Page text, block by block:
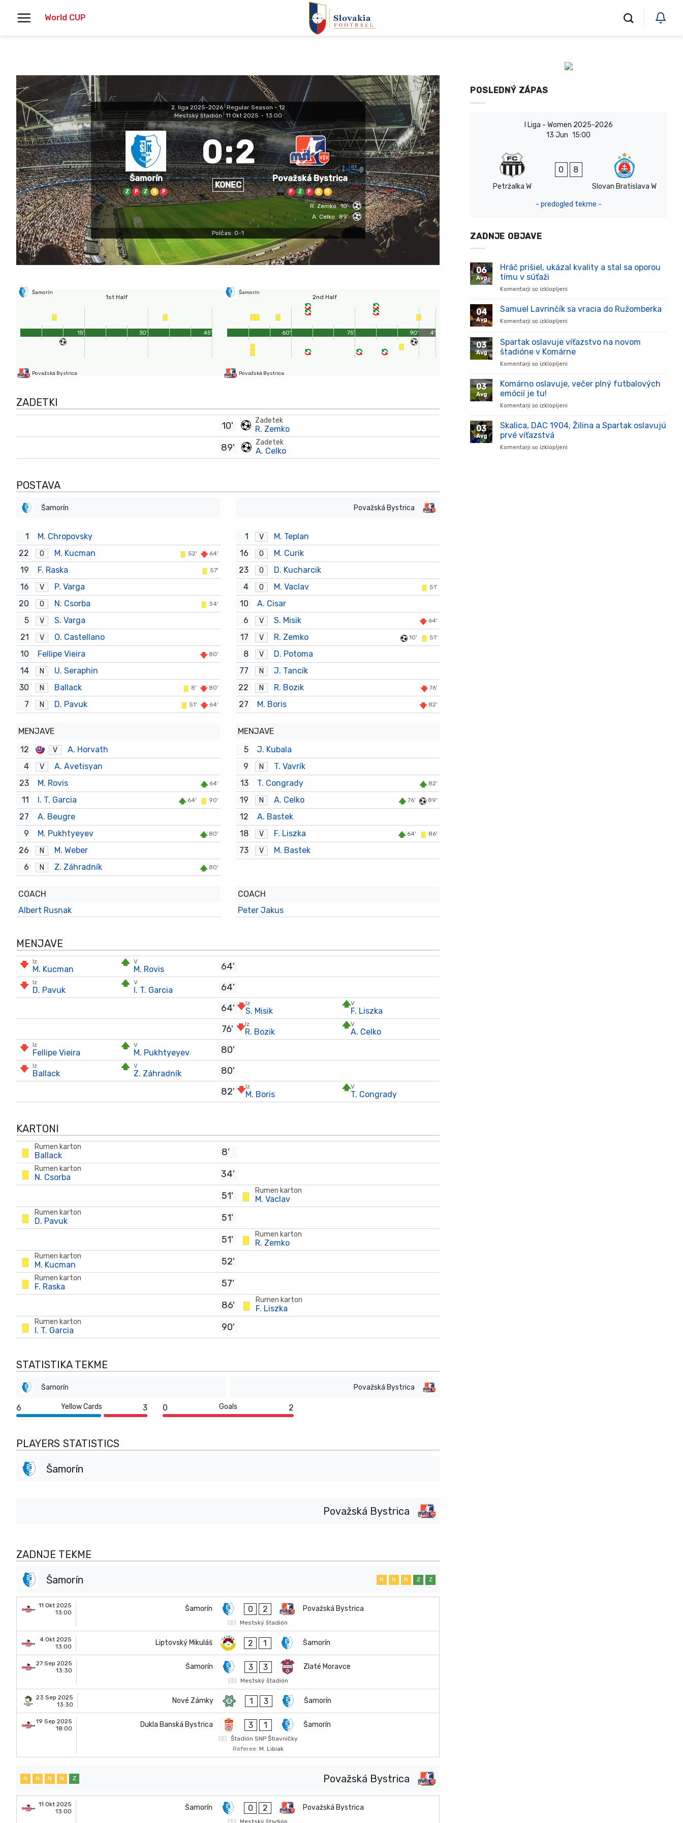
World CUP
2. liga 2025-2026 Regular Season - 12
Mestský štadión 11 Okt 2025 - 13:00
Šamorín
Z P Z N P
0:2
KONEC
Považská Bystrica
P Z P N N
R. Zemko 10'
A. Celko
89'
Polčas: 0-1
Šamorín
1st Half
Považská Bystrica
45'
15' 30'
Šamorín
2nd Half
Považská Bystrica
90'
60' 75' 4'
ZADETKI
10' Zadetek
R. Zemko
89' Zadetek
A. Celko
POSTAVA
Šamorín
1
M. Chropovsky
22
O M. Kucman 52' 64'
19 F. Raska 57'
16 V
P. Varga
20
O N. Csorba 34'
5 V
S. Varga
21
V
O. Castellano
10
Fellipe Vieira 80'
14 N
U. Seraphin
30
N Ballack 8' 80'
7 N D. Pavuk 51' 64'
MENJAVE
12
V
A. Horvath
4
V
A. Avetisyan
23
M. Rovis 64'
11 I. T. Garcia 64' 90'
27
A. Beugre
9
M. Pukhtyeyev 80'
26 N
M. Weber
6
N Z. Záhradník 80'
COACH
Albert Rusnak
Považská Bystrica
1 V
M. Teplan
16
O
M. Curik
23
O
D. Kucharcik
4
O M. Vaclav 51'
10
A. Cisar
6
V S. Misik 64'
17 V R. Zemko 10' 51'
8 V
D. Potoma
77
N
J. Tancík
22
N R. Bozik 76'
27 M. Boris 82'
MENJAVE
5
J. Kubala
9
N
T. Vavrík
13
T. Congrady 82'
19 N A. Celko 76' 89'
12
A. Bastek
18
V F. Liszka 64' 86'
73 V M. Bastek
COACH
Peter Jakus
MENJAVE
Iz
M. Kucman
V
M. Rovis 64'
Iz
D. Pavuk
V
I. T. Garcia
64'
64'
Iz
S. Misik
V
F. Liszka
76' Iz
R. Bozik
V
A. Celko
Iz
Fellipe Vieira
V
M. Pukhtyeyev 80'
Iz
Ballack
V
Z. Záhradník
80'
82'
Iz
M. Boris
V
T. Congrady
KARTONI
Rumen karton
Ballack 8'
Rumen karton
N. Csorba
34'
51'
Rumen karton
M. Vaclav
Rumen karton
D. Pavuk
51'
51'
Rumen karton
R. Zemko
Rumen karton
M. Kucman 52'
Rumen karton
F. Raska
57'
86'
Rumen karton
F. Liszka
Rumen karton
I. T. Garcia 90'
STATISTIKA TEKME
Šamorín Považská Bystrica
6 Yellow Cards 3 0 Goals 2
PLAYERS STATISTICS
Šamorín
Považská Bystrica
ZADNJE TEKME
Šamorín N N N Z Z
11 Okt 2025
13:00
Šamorín 0 2 Považská Bystrica
Mestský štadión
4 Okt 2025
13:00
Liptovský Mikuláš 2 1 Šamorín
27 Sep 2025
13:30
Šamorín 3 3 Zlaté Moravce
Mestský štadión
23 Sep 2025
13:30
Nové Zámky 1 3 Šamorín
19 Sep 2025
18:00
Dukla Banská Bystrica 3 1 Šamorín
Štadión SNP Štiavničky
Referee: M. Libiak
Považská Bystrica
N N N N Z
11 Okt 2025
13:00
Šamorín 0 2 Považská Bystrica
Mestský štadión
POSLEDNÝ ZÁPAS
I Liga - Women 2025-2026
13 Jun 15:00
Petržalka W
0 8
Slovan Bratislava W
- predogled tekme -
ZADNJE OBJAVE
06
Avg
Hráč prišiel, ukázal kvality a stal sa oporou
tímu v súťaži
Komentarji so izklopljeni
prišiel,
stal
sa
súťaži
04
Avg
Samuel Lavrinčík sa vracia do Ružomberka
Komentarji so izklopljeni
Lavrinčík
vracia
03
Avg
Spartak oslavuje víťazstvo na novom
štadióne v Komárne
Komentarji so izklopljeni
oslavuje
v
03
Avg
Komárno oslavuje, večer plný futbalových
emócií je tu!
Komentarji so izklopljeni
oslavuje,
03
Avg
Skalica, DAC 1904, Žilina a Spartak oslavujú
prvé víťazstvá
Komentarji so izklopljeni